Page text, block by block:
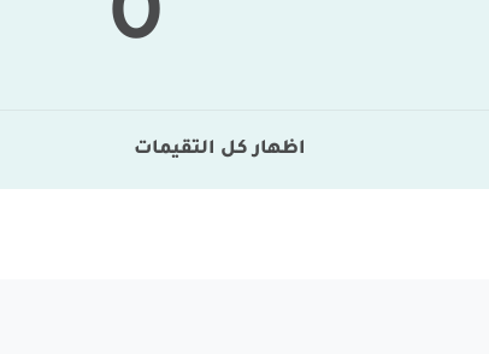
اظهار كل التقيمات